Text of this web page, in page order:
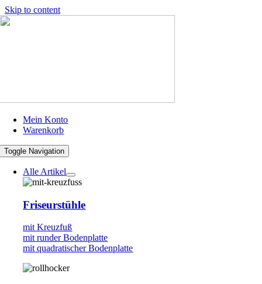
Skip to content
Mein Konto
Warenkorb
Toggle Navigation
Alle Artikel
Friseurstühle
mit Kreuzfuß
mit runder Bodenplatte
mit quadratischer Bodenplatte